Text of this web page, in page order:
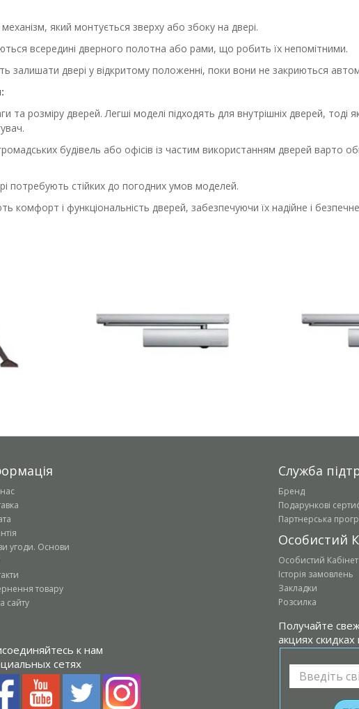
який монтується зверху або збоку на двері.
всередині дверного полотна або рами, що робить їх непомітними.
залишати двері у відкритому положенні, поки вони не закриються
та розміру дверей. Легші моделі підходять для внутрішніх дверей, тоді
будівель або офісів із частим використанням дверей варто
потребують стійких до погодних умов моделей.
комфорт і функціональність дверей, забезпечуючи їх надійне і
угоди. Основи
товару
сайту
к нам
сетях
Служба
Бренд
Подарункові
Партнерська
Особистий
Особистий Кабінет
Історія замовлень
Закладки
Розсилка
Получайте
акциях